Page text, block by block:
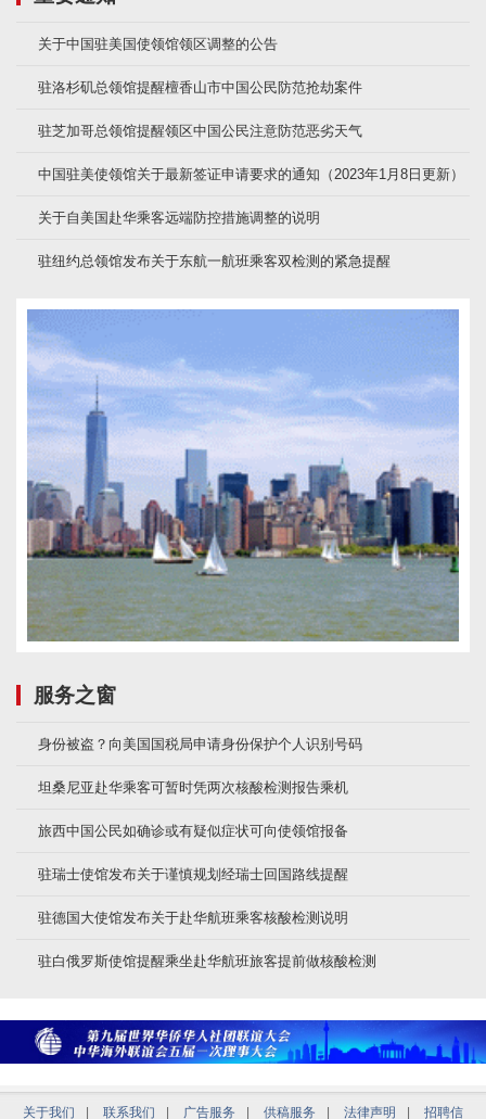
关于中国驻美国使领馆领区调整的公告
驻洛杉矶总领馆提醒檀香山市中国公民防范抢劫案件
驻芝加哥总领馆提醒领区中国公民注意防范恶劣天气
中国驻美使领馆关于最新签证申请要求的通知（2023年1月8日更新）
关于自美国赴华乘客远端防控措施调整的说明
驻纽约总领馆发布关于东航一航班乘客双检测的紧急提醒
服务之窗
身份被盗？向美国国税局申请身份保护个人识别号码
坦桑尼亚赴华乘客可暂时凭两次核酸检测报告乘机
旅西中国公民如确诊或有疑似症状可向使领馆报备
驻瑞士使馆发布关于谨慎规划经瑞士回国路线提醒
驻德国大使馆发布关于赴华航班乘客核酸检测说明
驻白俄罗斯使馆提醒乘坐赴华航班旅客提前做核酸检测
关于我们 联系我们 广告服务 供稿服务 法律声明 招聘信